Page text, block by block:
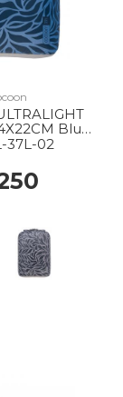
Blue
37L-02